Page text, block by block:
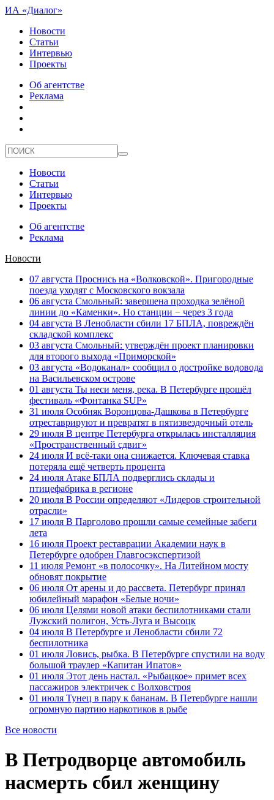
ИА «Диалог»
Новости
Статьи
Интервью
Проекты
Об агентстве
Реклама
Новости
Статьи
Интервью
Проекты
Об агентстве
Реклама
Новости
07 августа Проснись на «Волковской». Пригородные
поезда уходят с Московского вокзала
06 августа Смольный: завершена проходка зелёной
линии до «Каменки». Но станции − через 3 года
04 августа В Ленобласти сбили 17 БПЛА, повреждён
складской комплекс
03 августа Смольный: утверждён проект планировки
для второго выхода «Приморской»
03 августа «Водоканал» сообщил о достройке водовода
на Васильевском острове
01 августа Ты неси меня, река. В Петербурге прошёл
фестиваль «Фонтанка SUP»
31 июля Особняк Воронцова-Дашкова в Петербурге
отреставрируют и превратят в пятизвездочный отель
29 июля В центре Петербурга открылась инсталляция
«Пространственный сдвиг»
24 июля И всё-таки она снижается. Ключевая ставка
потеряла ещё четверть процента
24 июля Атаке БПЛА подверглись склады и
птицефабрика в регионе
20 июля В России определяют «Лидеров строительной
отрасли»
17 июля В Парголово прошли самые семейные забеги
лета
16 июля Проект реставрации Академии наук в
Петербурге одобрен Главгосэкспертизой
11 июля Ремонт «в полосочку». На Литейном мосту
обновят покрытие
06 июля От арены и до рассвета. Петербург принял
юбилейный марафон «Белые ночи»
06 июля Целями новой атаки беспилотниками стали
Лужский полигон, Усть-Луга и Высоцк
04 июля В Петербурге и Ленобласти сбили 72
беспилотника
01 июля Ловись, рыбка. В Петербурге спустили на воду
большой траулер «Капитан Ипатов»
01 июля Этот день настал. «Рыбацкое» примет всех
пассажиров электричек с Волховстроя
01 июля Тунец в пару к бананам. В Петербурге нашли
огромную партию наркотиков в рыбе
Все новости
В Петродворце автомобиль
насмерть сбил женщину